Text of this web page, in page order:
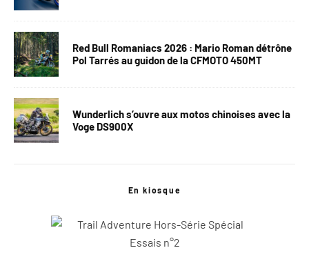
Red Bull Romaniacs 2026 : Mario Roman détrône
Pol Tarrés au guidon de la CFMOTO 450MT
Wunderlich s’ouvre aux motos chinoises avec la
Voge DS900X
En kiosque